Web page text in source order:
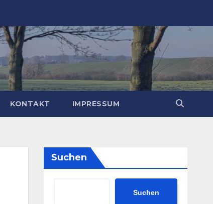
KONTAKT IMPRESSUM
Suchen
Suchen